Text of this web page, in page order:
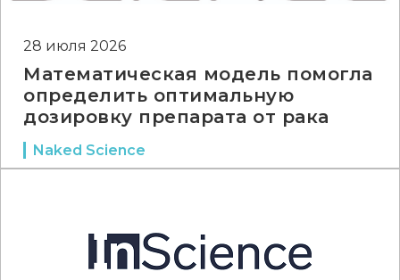
28 июля 2026
Математическая модель помогла
определить оптимальную
дозировку препарата от рака
Naked Science